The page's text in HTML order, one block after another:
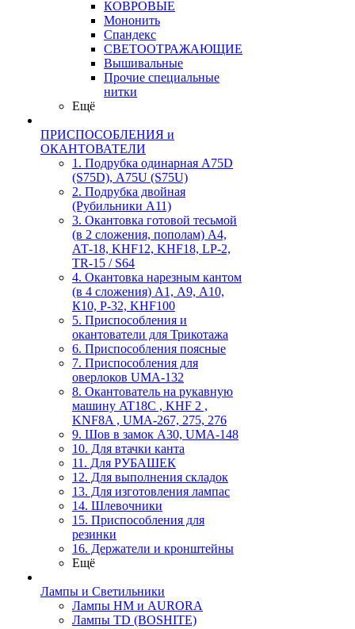
КОВРОВЫЕ
Мононить
Спандекс
СВЕТООТРАЖАЮЩИЕ
Вышивальные
Прочие специальные
нитки
Ещё
ПРИСПОСОБЛЕНИЯ и
ОКАНТОВАТЕЛИ
1. Подрубка одинарная А75D
(S75D), А75U (S75U)
2. Подрубка двойная
(Рубильники А11)
3. Окантовка готовой тесьмой
(в 2 сложения, пополам) А4,
АТ-18, KHF12, KHF18, LP-2,
TR-15 / S64
4. Окантовка нарезным кантом
(в 4 сложения) А1, А9, А10,
К10, Р-32, KHF100
5. Приспособления и
окантователи для Трикотажа
6. Приспособления поясные
7. Приспособления для
оверлоков UMA-132
8. Окантователь на рукавную
машину AT18C , KHF 2 ,
KNF8A , UMA-267, 275, 276
9. Шов в замок А30, UMA-148
10. Для втачки канта
11. Для РУБАШЕК
12. Для выполнения складок
13. Для изготовления лампас
14. Шлевочники
15. Приспособления для
резинки
16. Держатели и кронштейны
Ещё
Лампы и Светильники
Лампы HM и AURORA
Лампы TD (BOSHITE)